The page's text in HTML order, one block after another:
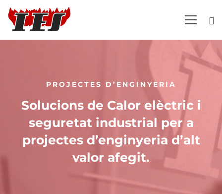
d’enginyeria
PROJECTES D’ENGINYERIA
Solucions de Calor elèctric i
seguretat industrial per a
projectes d’enginyeria d’alt
valor afegit.